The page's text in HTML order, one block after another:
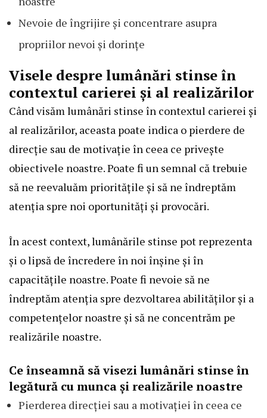
Nevoie de îngrijire și concentrare asupra
propriilor nevoi și dorințe
Visele despre lumânări stinse în
contextul carierei și al realizărilor
Când visăm lumânări stinse în contextul carierei și
al realizărilor, aceasta poate indica o pierdere de
direcție sau de motivație în ceea ce privește
obiectivele noastre. Poate fi un semnal că trebuie
să ne reevaluăm prioritățile și să ne îndreptăm
atenția spre noi oportunități și provocări.
În acest context, lumânările stinse pot reprezenta
și o lipsă de încredere în noi înșine și în
capacitățile noastre. Poate fi nevoie să ne
îndreptăm atenția spre dezvoltarea abilităților și a
competențelor noastre și să ne concentrăm pe
realizările noastre.
Ce înseamnă să visezi lumânări stinse în
legătură cu munca și realizările noastre
Pierderea direcției sau a motivației în ceea ce